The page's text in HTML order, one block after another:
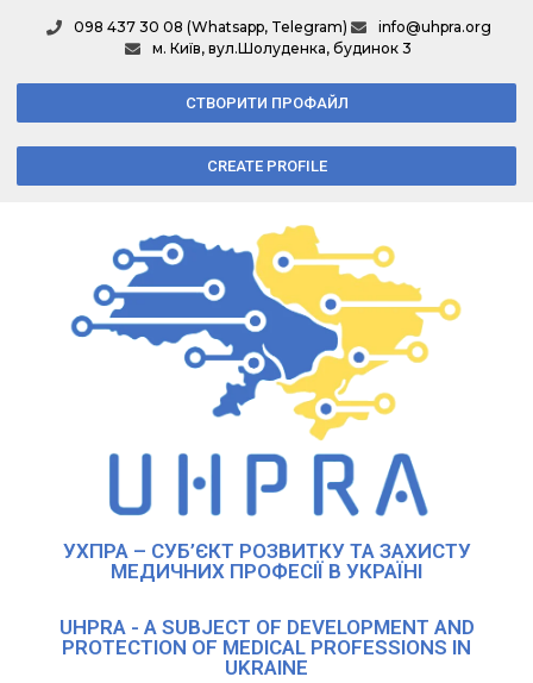
098 437 30 08 (Whatsapp, Telegram)
info@uhpra.org
м. Київ, вул.Шолуденка, будинок 3
СТВОРИТИ ПРОФАЙЛ
CREATE PROFILE
УХПРА – СУБ’ЄКТ РОЗВИТКУ ТА ЗАХИСТУ
МЕДИЧНИХ ПРОФЕСІЇ В УКРАЇНІ
UHPRA - A SUBJECT OF DEVELOPMENT AND
PROTECTION OF MEDICAL PROFESSIONS IN
UKRAINE